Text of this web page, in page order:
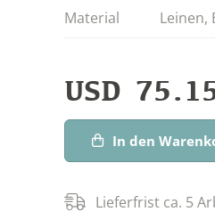
Material Leinen,
USD
In den
Lieferfrist ca. 5